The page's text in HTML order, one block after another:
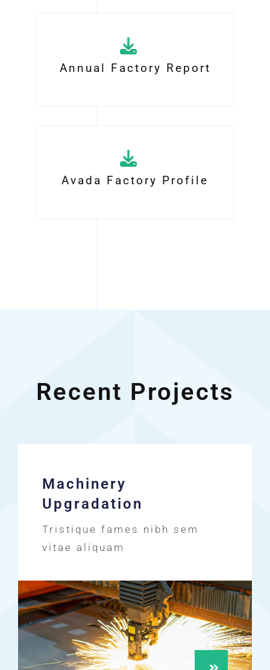
Annual Factory Report
Avada Factory Profile
Recent Projects
Machinery
Upgradation
Tristique fames nibh sem
vitae aliquam